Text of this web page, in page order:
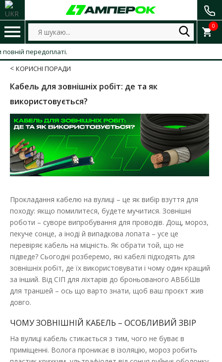
0
передоплаті.
КОРИСНІ ПОРАДИ
Кабель для зовнішніх робіт: де та як
використовується?
Прокладання кабелю на вулиці – це як вибір взуття для
походу: якщо помилитеся, будете мучитися. Зовнішні
роботи – суворе випробування для проводів. Дощ, мороз,
пекуче сонце, а іноді й випадкова лопата – усе це
перевіряє кабель на міцність. Як обрати той, що не
підведе? Сьогодні розберемо, які кабелі підходять для
зовнішніх робіт, де їх використовувати і чому один кращий
за інший. Від СІП для ліхтарів до броньованого АВБбШв
для траншей – ось що варто знати, щоб ваш проєкт жив
довго.
ЧОМУ ЗОВНІШНІЙ КАБЕЛЬ – ОСОБЛИВИЙ ЗВІР
На вулиці кабель стикається з тим, чого не буває в
приміщенні. Волога проникає в ізоляцію, мороз робить